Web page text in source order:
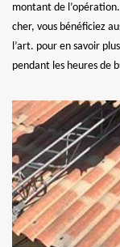
montant de
cher, vous bénéficiez
l’art. pour en savoir
pendant les heures de